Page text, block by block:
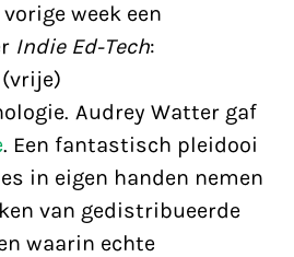
week een
Indie Ed-Tech:
Audrey Watter gaf
. Een fantastisch pleidooi
in eigen handen nemen
van gedistribueerde
waarin echte